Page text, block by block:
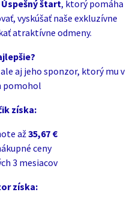
Úspešný štart, ktorý pomáha
vyskúšať naše exkluzívne
atraktívne odmeny.
aj jeho sponzor, ktorý mu v
pomohol
získa:
až35,67 €
ceny
3 mesiacov
získa: